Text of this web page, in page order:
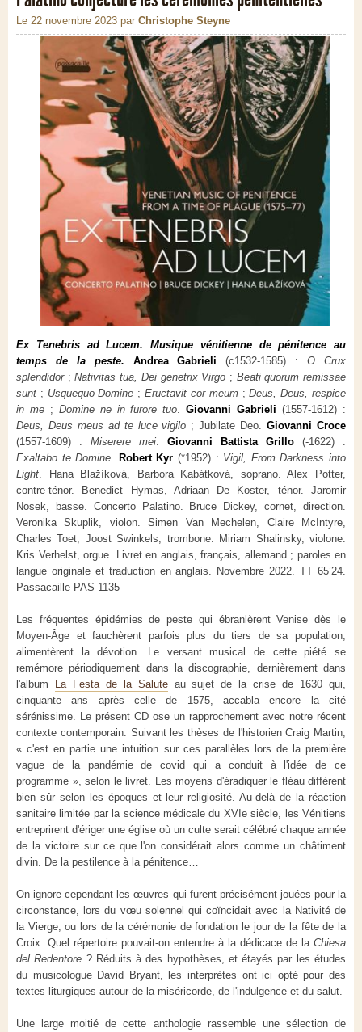
Le 22 novembre 2023 par Christophe Steyne
Ex Tenebris ad Lucem. Musique vénitienne de pénitence au
temps de la peste. Andrea Gabrieli(c1532-1585) :O Crux
splendidor;Nativitas tua, Dei genetrix Virgo ; Beati quorum remissae
sunt ; Usquequo Domine ;Eructavit cor meum;Deus, Deus, respice
in me; Domine ne in furore tuo .Giovanni Gabrieli (1557-1612) :
Deus, Deus meus ad te luce vigilo ; Jubilate Deo.Giovanni Croce
(1557-1609) : Miserere mei Giovanni Battista Grillo (-1622) :
Exaltabo te Domine
Robert Kyr(*1952) : Vigil, From Darkness into
Light . Hana Blažíková, Barbora Kabátková, soprano. Alex Potter,
contre-ténor. Benedict Hymas, Adriaan De Koster, ténor. Jaromir
Nosek, basse. Concerto Palatino. Bruce Dickey, cornet, direction.
Veronika Skuplik, violon. Simen Van Mechelen, Claire McIntyre,
Charles Toet, Joost Swinkels, trombone. Miriam Shalinsky, violone.
Kris Verhelst, orgue. Livret en anglais, français, allemand ; paroles en
langue originale et traduction en anglais. Novembre 2022. TT 65’24.
Passacaille PAS 1135
Les fréquentes épidémies de peste qui ébranlèrent Venise dès le
Moyen-Âge et fauchèrent parfois plus du tiers de sa population,
alimentèrent la dévotion. Le versant musical de cette piété se
remémore périodiquement dans la discographie, dernièrement dans
l'album La Festa de la Saluteau sujet de la crise de 1630 qui,
cinquante ans après celle de 1575, accabla encore la cité
sérénissime. Le présent CD ose un rapprochement avec notre récent
contexte contemporain. Suivant les thèses de l'historien Craig Martin,
« c'est en partie une intuition sur ces parallèles lors de la première
vague de la pandémie de covid qui a conduit à l'idée de ce
programme », selon le livret. Les moyens d'éradiquer le fléau diffèrent
bien sûr selon les époques et leur religiosité. Au-delà de la réaction
sanitaire limitée par la science médicale du XVIe siècle, les Vénitiens
entreprirent d'ériger une église où un culte serait célébré chaque année
de la victoire sur ce que l'on considérait alors comme un châtiment
divin. De la pestilence à la pénitence…
On ignore cependant les œuvres qui furent précisément jouées pour la
circonstance, lors du vœu solennel qui coïncidait avec la Nativité de
la Vierge, ou lors de la cérémonie de fondation le jour de la fête de la
Croix. Quel répertoire pouvait-on entendre à la dédicace de la Chiesa
del Redentore ? Réduits à des hypothèses, et étayés par les études
du musicologue David Bryant, les interprètes ont ici opté pour des
textes liturgiques autour de la miséricorde, de l'indulgence et du salut.
Une large moitié de cette anthologie rassemble une sélection de